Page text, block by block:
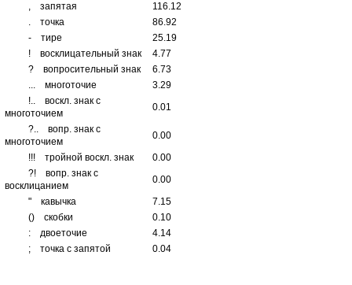
,
запятая
116.12
.
точка
86.92
-
тире
25.19
!
восклицательный знак
4.77
?
вопросительный знак
6.73
...
многоточие
3.29
!..
воскл. знак с
многоточием
0.01
?..
вопр. знак с
многоточием
0.00
!!!
тройной воскл. знак
0.00
?!
вопр. знак с
восклицанием
0.00
"
кавычка
7.15
()
скобки
0.10
:
двоеточие
4.14
;
точка с запятой 0.04